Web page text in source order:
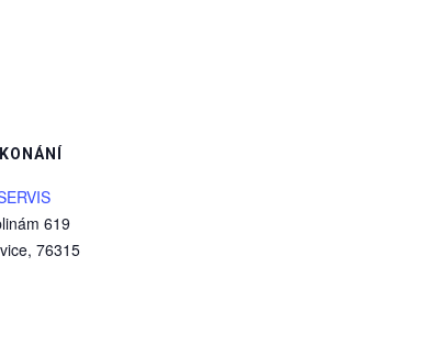
619
, 76315